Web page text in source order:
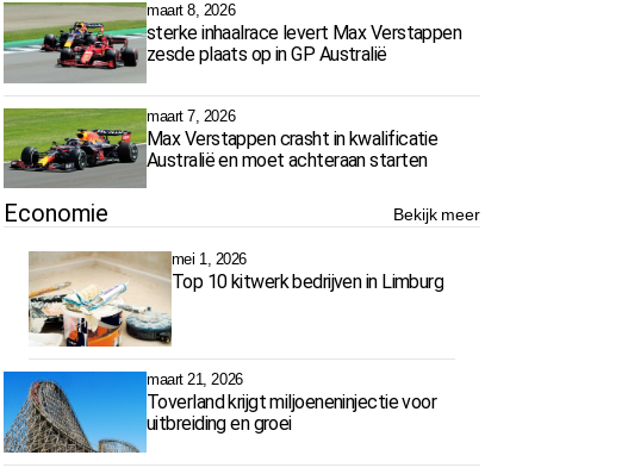
maart 8, 2026
sterke inhaalrace levert Max Verstappen
zesde plaats op in GP Australië
maart 7, 2026
Max Verstappen crasht in kwalificatie
Australië en moet achteraan starten
Economie Bekijk meer
mei 1, 2026
Top 10 kitwerk bedrijven in Limburg
maart 21, 2026
Toverland krijgt miljoeneninjectie voor
uitbreiding en groei